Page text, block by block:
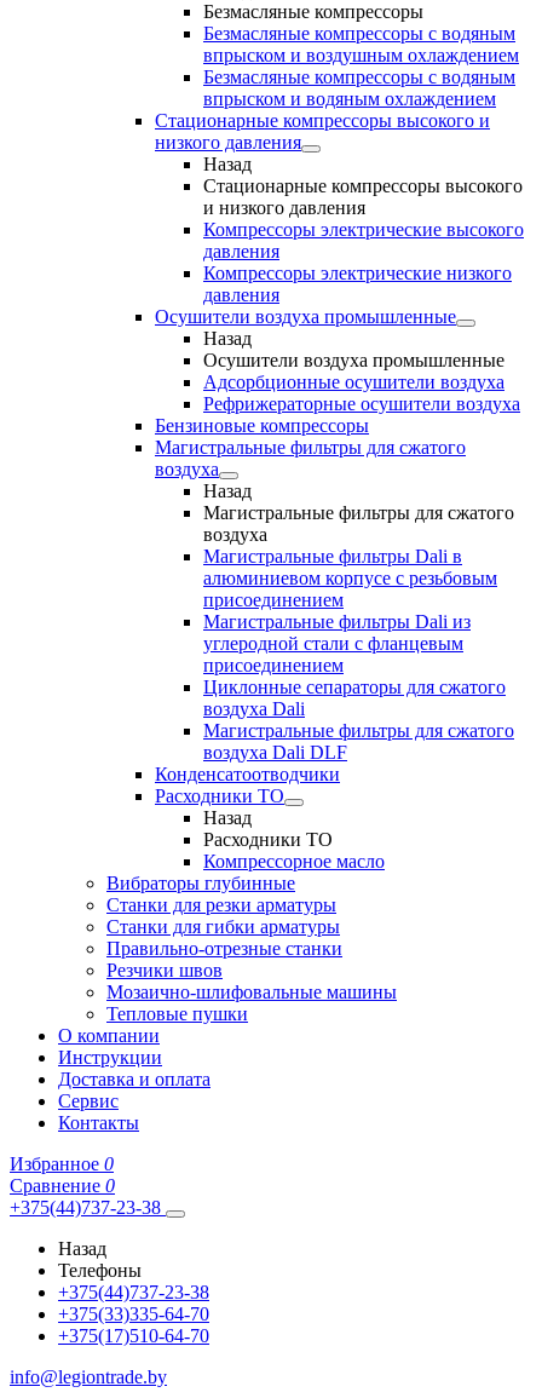
Безмасляные компрессоры
Безмасляные компрессоры с водяным
впрыском и воздушным охлаждением
Безмасляные компрессоры с водяным
впрыском и водяным охлаждением
Стационарные компрессоры высокого и
низкого давления
Назад
Стационарные компрессоры высокого
и низкого давления
Компрессоры электрические высокого
давления
Компрессоры электрические низкого
давления
Осушители воздуха промышленные
Назад
Осушители воздуха промышленные
Адсорбционные осушители воздуха
Рефрижераторные осушители воздуха
Бензиновые компрессоры
Магистральные фильтры для сжатого
воздуха
Назад
Магистральные фильтры для сжатого
воздуха
Магистральные фильтры Dali в
алюминиевом корпусе с резьбовым
присоединением
Магистральные фильтры Dali из
углеродной стали с фланцевым
присоединением
Циклонные сепараторы для сжатого
воздуха Dali
Магистральные фильтры для сжатого
воздуха Dali DLF
Конденсатоотводчики
Расходники ТО
Назад
Расходники ТО
Компрессорное масло
Вибраторы глубинные
Станки для резки арматуры
Станки для гибки арматуры
Правильно-отрезные станки
Резчики швов
Мозаично-шлифовальные машины
Тепловые пушки
О компании
Инструкции
Доставка и оплата
Сервис
Контакты
Избранное 0
Сравнение 0
+375(44)737-23-38
Назад
Телефоны
+375(44)737-23-38
+375(33)335-64-70
+375(17)510-64-70
info@legiontrade.by